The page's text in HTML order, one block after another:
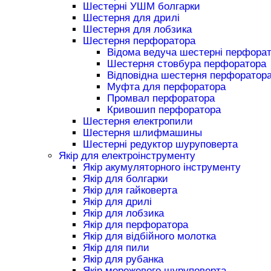
Шестерні УШМ болгарки
Шестерня для дрилі
Шестерня для лобзика
Шестерня перфоратора
Відома ведуча шестерні
Шестерня стовбура перфоратора
Відповідна шестерня
Муфта для перфоратора
Промвал перфоратора
Кривошип перфоратора
Шестерня електропили
Шестерня шлифмашины
Шестерні редуктор шуруповерта
Якір для електроінструменту
Якір акумуляторного інструменту
Якір для болгарки
Якір для гайковерта
Якір для дрилі
Якір для лобзика
Якір для перфоратора
Якір для відбійного молотка
Якір для пили
Якір для рубанка